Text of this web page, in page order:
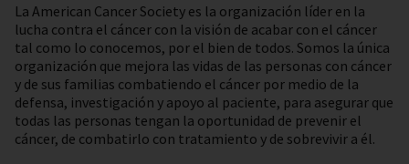
La American Cancer Society es la organización líder en la
lucha contra el cáncer con la visión de acabar con el cáncer
tal como lo conocemos, por el bien de todos. Somos la única
organización que mejora las vidas de las personas con cáncer
y de sus familias combatiendo el cáncer por medio de la
defensa, investigación y apoyo al paciente, para asegurar que
todas las personas tengan la oportunidad de prevenir el
cáncer, de combatirlo con tratamiento y de sobrevivir a él.